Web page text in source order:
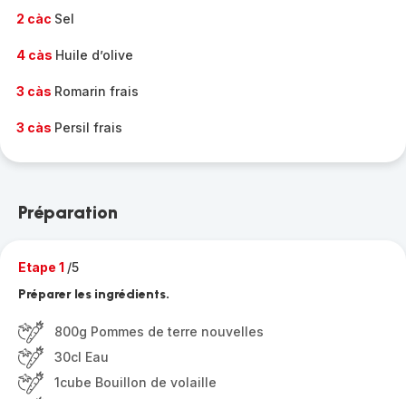
2 càc Sel
4 càs Huile d’olive
3 càs Romarin frais
3 càs Persil frais
Préparation
Etape 1 /5
Préparer les ingrédients.
800g Pommes de terre nouvelles
30cl Eau
1cube Bouillon de volaille